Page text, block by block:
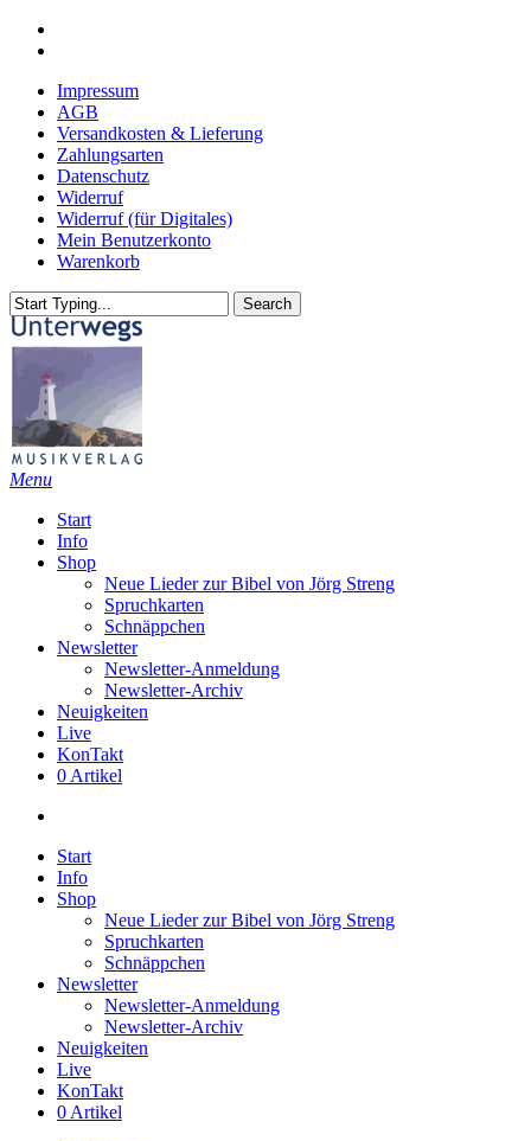
Skip
contentImpressum
AGB
Versandkosten & Lieferung
Zahlungsarten
Datenschutz
Widerruf
Widerruf (für Digitales)
Mein Benutzerkonto
Warenkorb
Search
Close
Search
search
Menu
Start
Info
Shop
Neue Lieder zur Bibel von Jörg Streng
Spruchkarten
Schnäppchen
Newsletter
Newsletter-Anmeldung
Newsletter-Archiv
Neuigkeiten
Live
KonTakt
0 Artikel
Start
Info
Shop
Neue Lieder zur Bibel von Jörg Streng
Spruchkarten
Schnäppchen
Newsletter
Newsletter-Anmeldung
Newsletter-Archiv
Neuigkeiten
Live
KonTakt
0 Artikel